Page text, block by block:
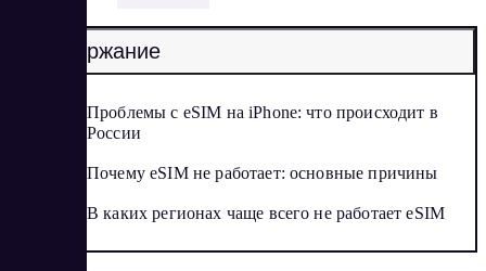
Содержание
Проблемы с eSIM на iPhone: что происходит в
России
Почему eSIM не работает: основные причины
В каких регионах чаще всего не работает eSIM